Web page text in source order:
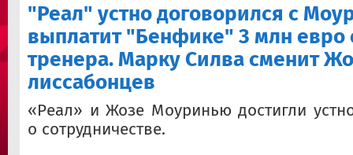
"Реал" устно договорился с
выплатит "Бенфике" 3 млн евро
тренера. Марку Силва сменит
лиссабонцев
«Реал» и Жозе Моуринью достигли
о сотрудничестве.